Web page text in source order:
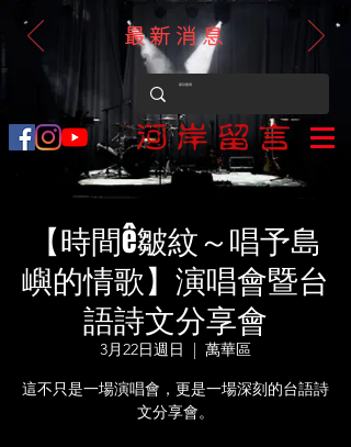
最新消息
【時間ê皺紋～唱予島
嶼的情歌】演唱會暨台
語詩文分享會
3月22日週日
  |
萬華區
這不只是一場演唱會，更是一場深刻的台語詩
文分享會。